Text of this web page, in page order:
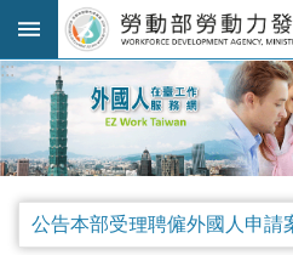
跳到主要內容區塊
進
階
搜
尋
:::